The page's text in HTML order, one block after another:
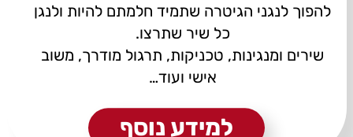
להפוך לנגני הגיטרה שתמיד חלמתם להיות ולנגן
כל שיר שתרצו.
שירים ומנגינות, טכניקות, תרגול מודרך, משוב
אישי ועוד…
למידע נוסף